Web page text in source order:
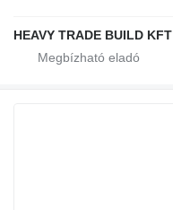
HEAVY TRADE BUILD KFT